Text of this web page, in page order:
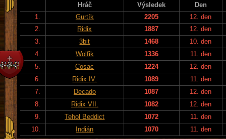
Hráč Výsledek
Den
1.
Gurtík 2205
12. den
2.
Ridix 1887
12. den
3.
3bit 1468
10. den
4.
Wolfik 1336
11. den
5.
Cosac 1224
12. den
6.
Ridix IV. 1089
11. den
7.
Decado 1087
12. den
8.
Ridix VII. 1082
12. den
9.
Tehol Beddict 1072
11. den
10.
Indián 1070 11. den